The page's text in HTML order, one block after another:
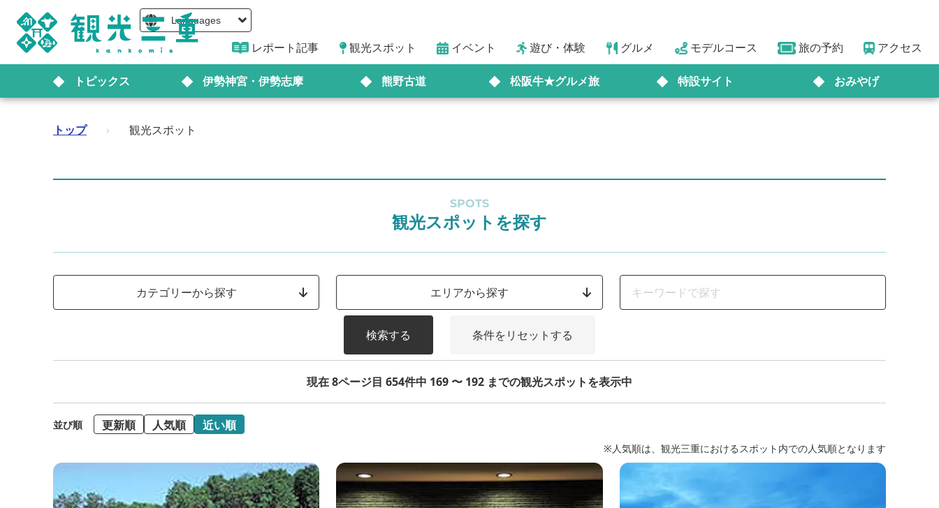
Languages
レポート記事 観光スポット イベント 遊び・体験 グルメ モデルコース 旅の予約 アクセス
トピックス 伊勢神宮・伊勢志摩 熊野古道 松阪牛★グルメ旅 特設サイト おみやげ
トップ › 観光スポット
SPOTS
観光スポットを探す
カテゴリーから探す エリアから探す
検索する 条件をリセットする
現在 8ページ目 654件中 169 〜 192 までの観光スポットを表示中
並び順 更新順 人気順 近い順
※人気順は、観光三重におけるスポット内での人気順となります